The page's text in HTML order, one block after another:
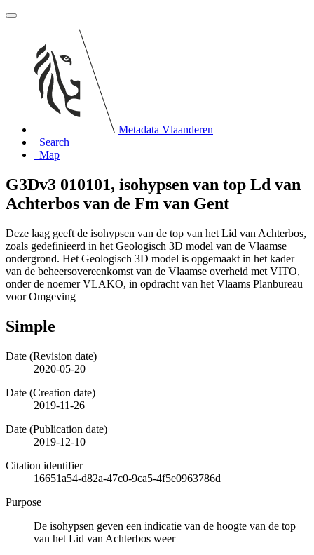
Metadata Vlaanderen
Search
Map
G3Dv3 010101, isohypsen van top Ld van
Achterbos van de Fm van Gent
Deze laag geeft de isohypsen van de top van het Lid van Achterbos,
zoals gedefinieerd in het Geologisch 3D model van de Vlaamse
ondergrond. Het Geologisch 3D model is opgemaakt in het kader
van de beheersovereenkomst van de Vlaamse overheid met VITO,
onder de noemer VLAKO, in opdracht van het Vlaams Planbureau
voor Omgeving
Simple
Date (Revision date)
2020-05-20
Date (Creation date)
2019-11-26
Date (Publication date)
2019-12-10
Citation identifier
16651a54-d82a-47c0-9ca5-4f5e0963786d
Purpose
De isohypsen geven een indicatie van de hoogte van de top
van het Lid van Achterbos weer